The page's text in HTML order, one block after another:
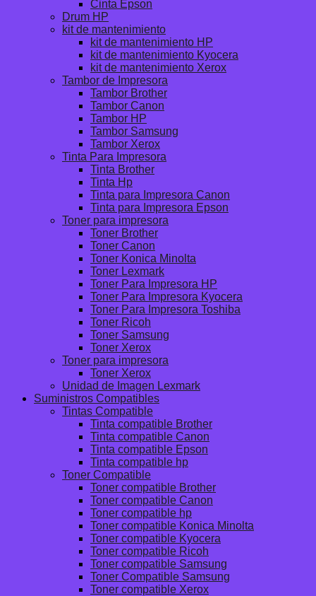
Cinta Epson
Drum HP
kit de mantenimiento
kit de mantenimiento HP
kit de mantenimiento Kyocera
kit de mantenimiento Xerox
Tambor de Impresora
Tambor Brother
Tambor Canon
Tambor HP
Tambor Samsung
Tambor Xerox
Tinta Para Impresora
Tinta Brother
Tinta Hp
Tinta para Impresora Canon
Tinta para Impresora Epson
Toner para impresora
Toner Brother
Toner Canon
Toner Konica Minolta
Toner Lexmark
Toner Para Impresora HP
Toner Para Impresora Kyocera
Toner Para Impresora Toshiba
Toner Ricoh
Toner Samsung
Toner Xerox
Toner para impresora
Toner Xerox
Unidad de Imagen Lexmark
Suministros Compatibles
Tintas Compatible
Tinta compatible Brother
Tinta compatible Canon
Tinta compatible Epson
Tinta compatible hp
Toner Compatible
Toner compatible Brother
Toner compatible Canon
Toner compatible hp
Toner compatible Konica Minolta
Toner compatible Kyocera
Toner compatible Ricoh
Toner compatible Samsung
Toner Compatible Samsung
Toner compatible Xerox